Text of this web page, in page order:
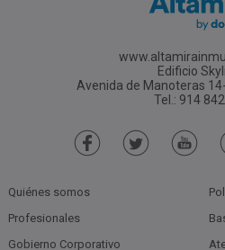
Edificio
Avenida de Manoteras
Tel.: 914
Quiénes somos
Profesionales
Gobierno Corporativo